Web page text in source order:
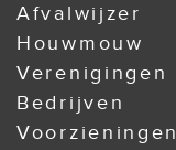
Afvalwijzer
Houwmouw
Verenigingen
Bedrijven
Voorzieningen